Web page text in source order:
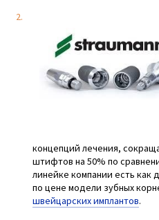
концепций лечения,
штифтов на 50% по
линейке компании есть как
по цене модели зубных
швейцарских имплантов.